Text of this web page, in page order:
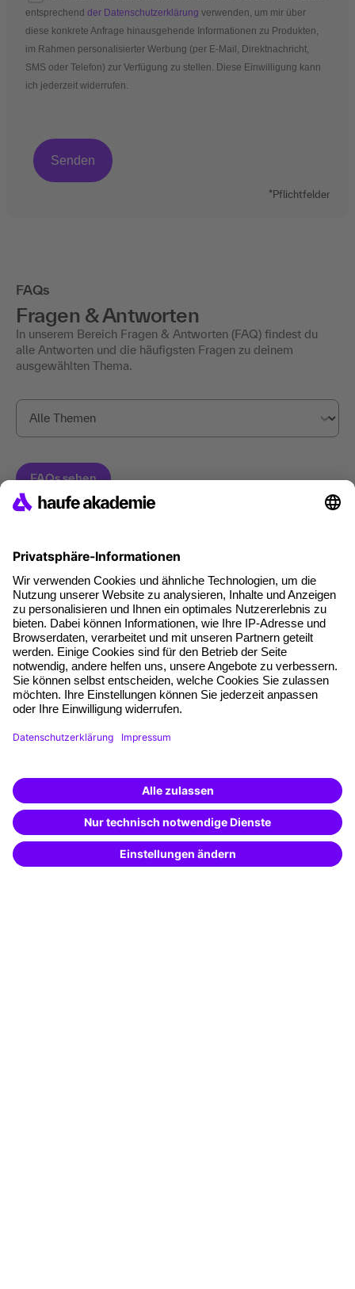
entsprechend der Datenschutzerklärung verwenden, um mir über
diese konkrete Anfrage hinausgehende Informationen zu Produkten,
im Rahmen personalisierter Werbung (per E-Mail, Direktnachricht,
SMS oder Telefon) zur Verfügung zu stellen. Diese Einwilligung kann
ich jederzeit widerrufen.
*Pflichtfelder
FAQs
Fragen & Antworten
In unserem Bereich Fragen & Antworten (FAQ) findest du
alle Antworten und die häufigsten Fragen zu deinem
ausgewählten Thema.
Haufe Akademie GmbH & Co. KG
Munzinger Str. 9
79111 Freiburg
Eine Marke der
Karriere
Referenzen
Soziale Verantwortung
Weiterbildung finden -
mit KI-Power!
Beschreibe was du suchst und erhalte
passende Weiterbildungen vomKI-Berater
– schnell und treffsicher.